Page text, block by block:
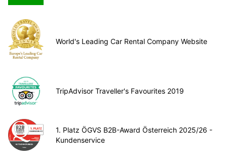
World's Leading Car Rental Company Website
TripAdvisor Traveller's Favourites 2019
1. Platz ÖGVS B2B-Award Österreich 2025/26 -
Kundenservice